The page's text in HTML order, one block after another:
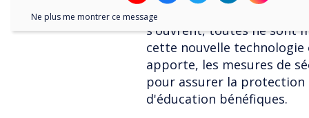
préoccupations
s'ouvrent, toutes ne sont
cette nouvelle
apporte, les mesures de
pour assurer la protection
d'éducation bénéfiques.
Ne plus me montrer ce message